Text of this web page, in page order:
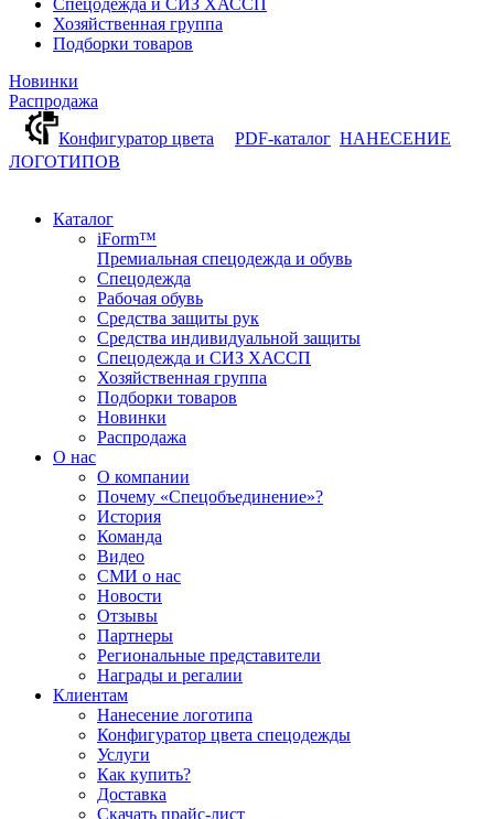
Спецодежда и СИЗ ХАССП
Хозяйственная группа
Подборки товаров
Новинки
Распродажа
Конфигуратор цвета
PDF-каталог НАНЕСЕНИЕ
ЛОГОТИПОВ
Каталог
iForm™
Премиальная спецодежда и обувь
Спецодежда
Рабочая обувь
Средства защиты рук
Средства индивидуальной защиты
Спецодежда и СИЗ ХАССП
Хозяйственная группа
Подборки товаров
Новинки
Распродажа
О нас
О компании
Почему «Спецобъединение»?
История
Команда
Видео
СМИ о нас
Новости
Отзывы
Партнеры
Региональные представители
Награды и регалии
Клиентам
Нанесение логотипа
Конфигуратор цвета спецодежды
Услуги
Как купить?
Доставка
Скачать прайс-лист